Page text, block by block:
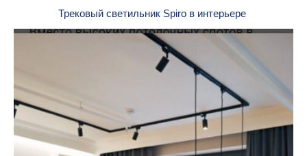
Трековый светильник Spiro в интерьере